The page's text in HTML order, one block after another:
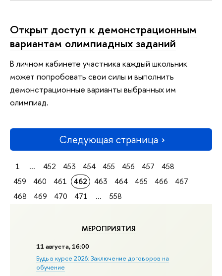
МЕРОПРИЯТИЯ
11 августа, 16:00
Будь в курсе 2026: Заключение договоров на
обучение
Открыт доступ к демонстрационным
вариантам олимпиадных заданий
В личном кабинете участника каждый школьник
может попробовать свои силы и выполнить
демонстрационные варианты выбранных им
олимпиад.
Следующая страница
1 ... 452 453 454 455 456 457
458
459
460 461 462 463 464 465 466
467
468
469 470 471 ... 558